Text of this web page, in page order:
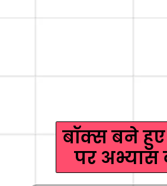
बॉक्स बने
पर अभ्यास